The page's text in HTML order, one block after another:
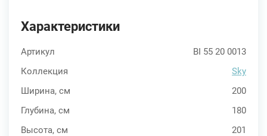
Характеристики
Артикул
BI 55 20 0013
Коллекция
Sky
Ширина, см
200
Глубина, см
180
Высота, см
201